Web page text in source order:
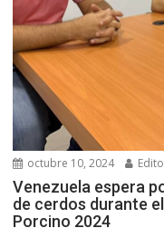
octubre 10, 2024
Venezuela espera
de cerdos durante
Porcino 2024